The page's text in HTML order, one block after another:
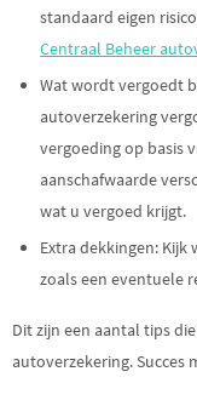
standaard eigen
Centraal Beheer
Wat wordt vergoedt
autoverzekering
vergoeding op basis
aanschafwaarde
wat u vergoed krijgt.
Extra dekkingen: Kijk
zoals een eventuele
Dit zijn een aantal tips
autoverzekering. Succes